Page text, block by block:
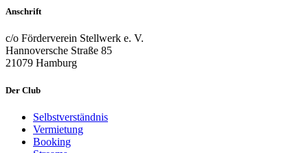
Anschrift
c/o Förderverein Stellwerk e. V.
Hannoversche Straße 85
21079 Hamburg
Der Club
Selbstverständnis
Vermietung
Booking